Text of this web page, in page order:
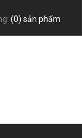
(0) sản phẩm